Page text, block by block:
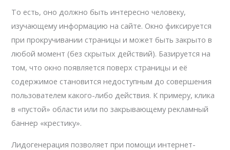
То есть, оно должно быть интересно человеку,
изучающему информацию на сайте. Окно фиксируется
при прокручивании страницы и может быть закрыто в
любой момент (без скрытых действий). Базируется на
том, что окно появляется поверх страницы и её
содержимое становится недоступным до совершения
пользователем какого-либо действия. К примеру, клика
в «пустой» области или по закрывающему рекламный
баннер «крестику».
Лидогенерация позволяет при помощи интернет-